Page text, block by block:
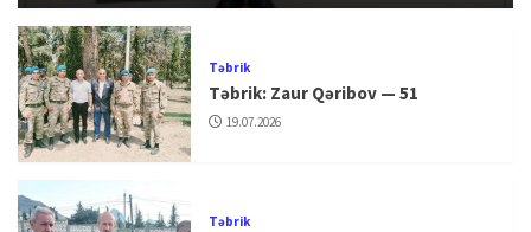
Təbrik
Təbrik: Zaur Qəribov — 51
19.07.2026
Təbrik